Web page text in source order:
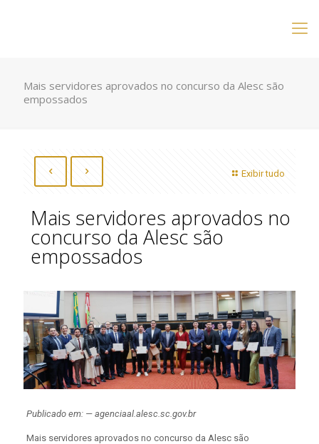
Mais servidores aprovados no concurso da Alesc são
empossados
Exibir tudo
Mais servidores aprovados no
concurso da Alesc são
empossados
Publicado em: — agenciaal.alesc.sc.gov.br
Mais servidores aprovados no concurso da Alesc são